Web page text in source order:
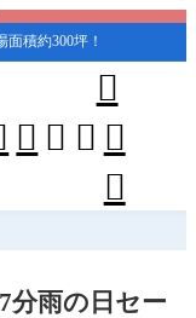
積約300坪！
  



分雨の日セー